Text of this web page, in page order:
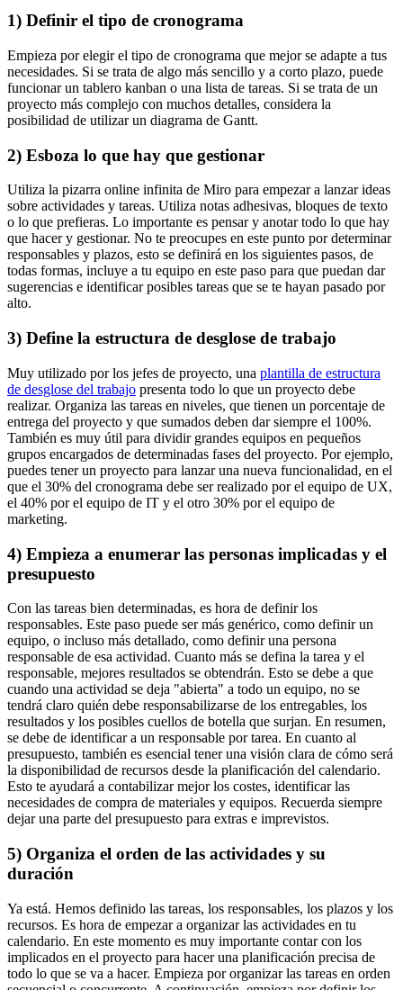
1) Definir el tipo de cronograma
Empieza por elegir el tipo de cronograma que mejor se adapte a tus
necesidades. Si se trata de algo más sencillo y a corto plazo, puede
funcionar un tablero kanban o una lista de tareas. Si se trata de un
proyecto más complejo con muchos detalles, considera la
posibilidad de utilizar un diagrama de Gantt.
2) Esboza lo que hay que gestionar
Utiliza la pizarra online infinita de Miro para empezar a lanzar ideas
sobre actividades y tareas. Utiliza notas adhesivas, bloques de texto
o lo que prefieras. Lo importante es pensar y anotar todo lo que hay
que hacer y gestionar. No te preocupes en este punto por determinar
responsables y plazos, esto se definirá en los siguientes pasos, de
todas formas, incluye a tu equipo en este paso para que puedan dar
sugerencias e identificar posibles tareas que se te hayan pasado por
alto.
3) Define la estructura de desglose de trabajo
Muy utilizado por los jefes de proyecto, una plantilla de estructura
de desglose del trabajo presenta todo lo que un proyecto debe
realizar. Organiza las tareas en niveles, que tienen un porcentaje de
entrega del proyecto y que sumados deben dar siempre el 100%.
También es muy útil para dividir grandes equipos en pequeños
grupos encargados de determinadas fases del proyecto. Por ejemplo,
puedes tener un proyecto para lanzar una nueva funcionalidad, en el
que el 30% del cronograma debe ser realizado por el equipo de UX,
el 40% por el equipo de IT y el otro 30% por el equipo de
marketing.
4) Empieza a enumerar las personas implicadas y el
presupuesto
Con las tareas bien determinadas, es hora de definir los
responsables. Este paso puede ser más genérico, como definir un
equipo, o incluso más detallado, como definir una persona
responsable de esa actividad. Cuanto más se defina la tarea y el
responsable, mejores resultados se obtendrán. Esto se debe a que
cuando una actividad se deja "abierta" a todo un equipo, no se
tendrá claro quién debe responsabilizarse de los entregables, los
resultados y los posibles cuellos de botella que surjan. En resumen,
se debe de identificar a un responsable por tarea. En cuanto al
presupuesto, también es esencial tener una visión clara de cómo será
la disponibilidad de recursos desde la planificación del calendario.
Esto te ayudará a contabilizar mejor los costes, identificar las
necesidades de compra de materiales y equipos. Recuerda siempre
dejar una parte del presupuesto para extras e imprevistos.
5) Organiza el orden de las actividades y su
duración
Ya está. Hemos definido las tareas, los responsables, los plazos y los
recursos. Es hora de empezar a organizar las actividades en tu
calendario. En este momento es muy importante contar con los
implicados en el proyecto para hacer una planificación precisa de
todo lo que se va a hacer. Empieza por organizar las tareas en orden